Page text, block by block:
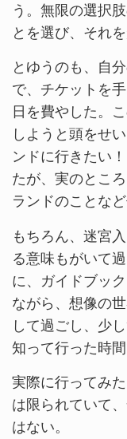
う。無限の選択
とを選び、それ
とゆうのも、自
で、チケットを
日を費やした。
しようと頭をせ
ンドに行きたい
たが、実のとこ
ランドのことな
もちろん、迷宮
る意味もがいて
に、ガイドブッ
ながら、想像の
して過ごし、少
知って行った時間
実際に行ってみ
は限られていて
はない。